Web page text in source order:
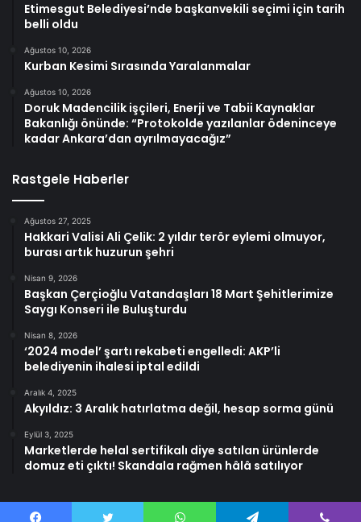
Etimesgut Belediyesi’nde başkanvekili seçimi için tarih
belli oldu
Ağustos 10, 2026
Kurban Kesimi Sırasında Yaralanmalar
Ağustos 10, 2026
Doruk Madencilik işçileri, Enerji ve Tabii Kaynaklar
Bakanlığı önünde: “Protokolde yazılanlar ödeninceye
kadar Ankara’dan ayrılmayacağız”
Rastgele Haberler
Ağustos 27, 2025
Hakkari Valisi Ali Çelik: 2 yıldır terör eylemi olmuyor,
burası artık huzurun şehri
Nisan 9, 2026
Başkan Çerçioğlu Vatandaşları 18 Mart Şehitlerimize
Saygı Konseri ile Buluşturdu
Nisan 8, 2026
‘2024 model’ şartı rekabeti engelledi: AKP’li
belediyenin ihalesi iptal edildi
Aralık 4, 2025
Akyıldız: 3 Aralık hatırlatma değil, hesap sorma günü
Eylül 3, 2025
Marketlerde helal sertifikalı diye satılan ürünlerde
domuz eti çıktı! Skandala rağmen hâlâ satılıyor